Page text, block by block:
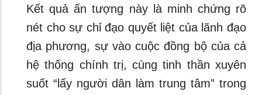
Kết quả ấn tượng này là minh chứng rõ
nét cho sự chỉ đạo quyết liệt của lãnh đạo
địa phương, sự vào cuộc đồng bộ của cả
hệ thống chính trị, cùng tinh thần xuyên
suốt “lấy người dân làm trung tâm” trong